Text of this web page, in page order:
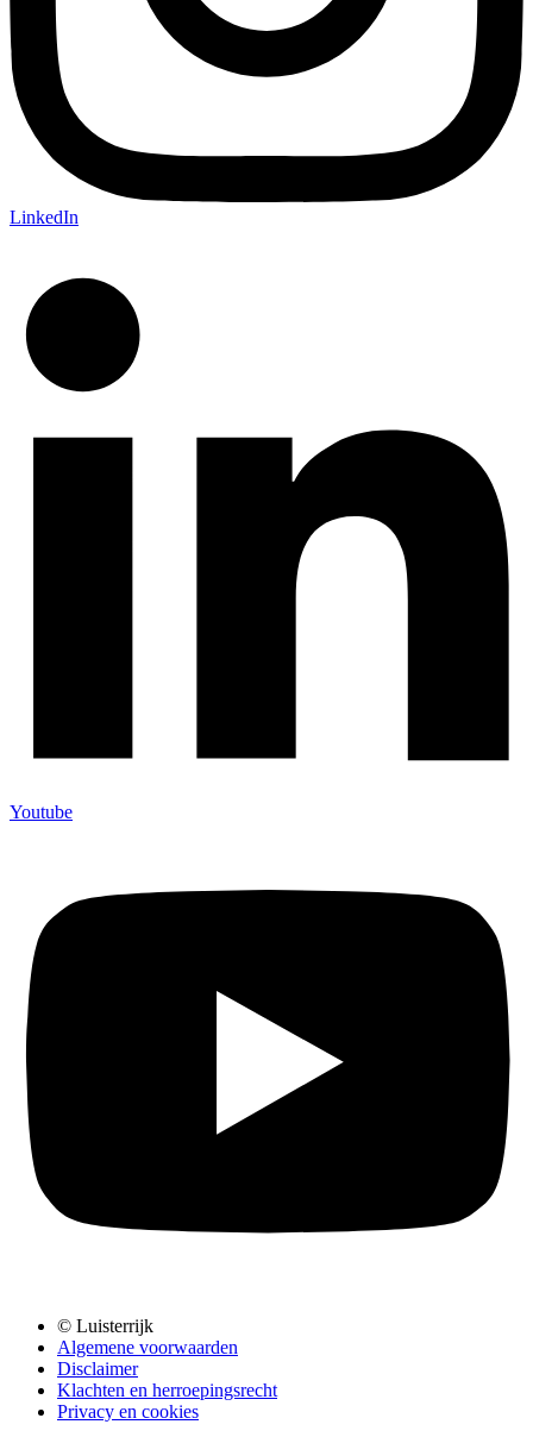
LinkedIn
Youtube
© Luisterrijk
Algemene voorwaarden
Disclaimer
Klachten en herroepingsrecht
Privacy en cookies